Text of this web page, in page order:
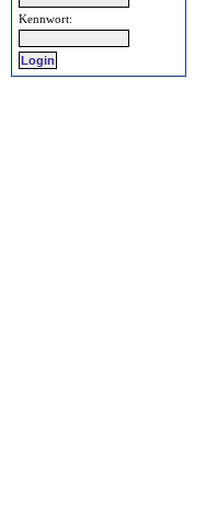
Kennwort: